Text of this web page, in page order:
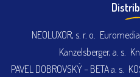
NEOLUXOR, s. r. o.
Kanzelsberger, a. s.
PAVEL DOBROVSKÝ – BETA a. s.